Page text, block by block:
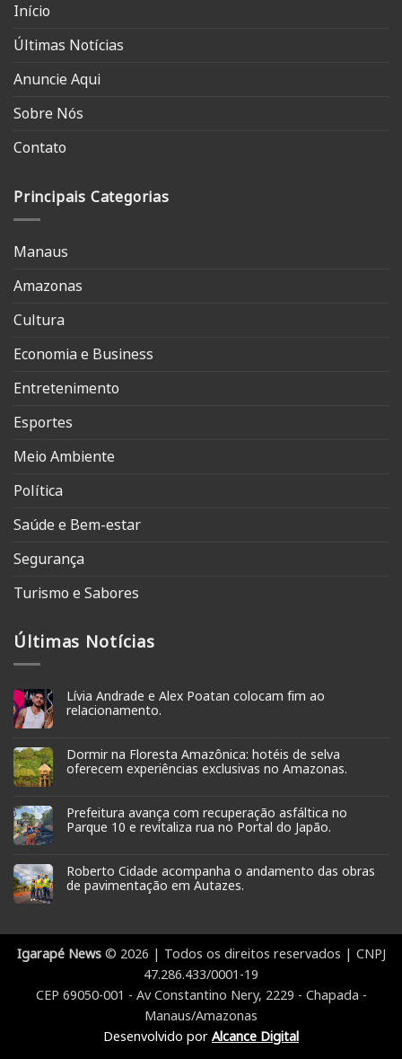
Início
Últimas Notícias
Anuncie Aqui
Sobre Nós
Contato
Principais Categorias
Manaus
Amazonas
Cultura
Economia e Business
Entretenimento
Esportes
Meio Ambiente
Política
Saúde e Bem-estar
Segurança
Turismo e Sabores
Últimas Notícias
Lívia Andrade e Alex Poatan colocam fim ao
relacionamento.
Dormir na Floresta Amazônica: hotéis de selva
oferecem experiências exclusivas no Amazonas.
Prefeitura avança com recuperação asfáltica no
Parque 10 e revitaliza rua no Portal do Japão.
Roberto Cidade acompanha o andamento das obras
de pavimentação em Autazes.
Igarapé News© 2026 | Todos os direitos reservados | CNPJ
47.286.433/0001-19
CEP 69050-001 - Av Constantino Nery, 2229 - Chapada -
Manaus/Amazonas
Desenvolvido por Alcance Digital